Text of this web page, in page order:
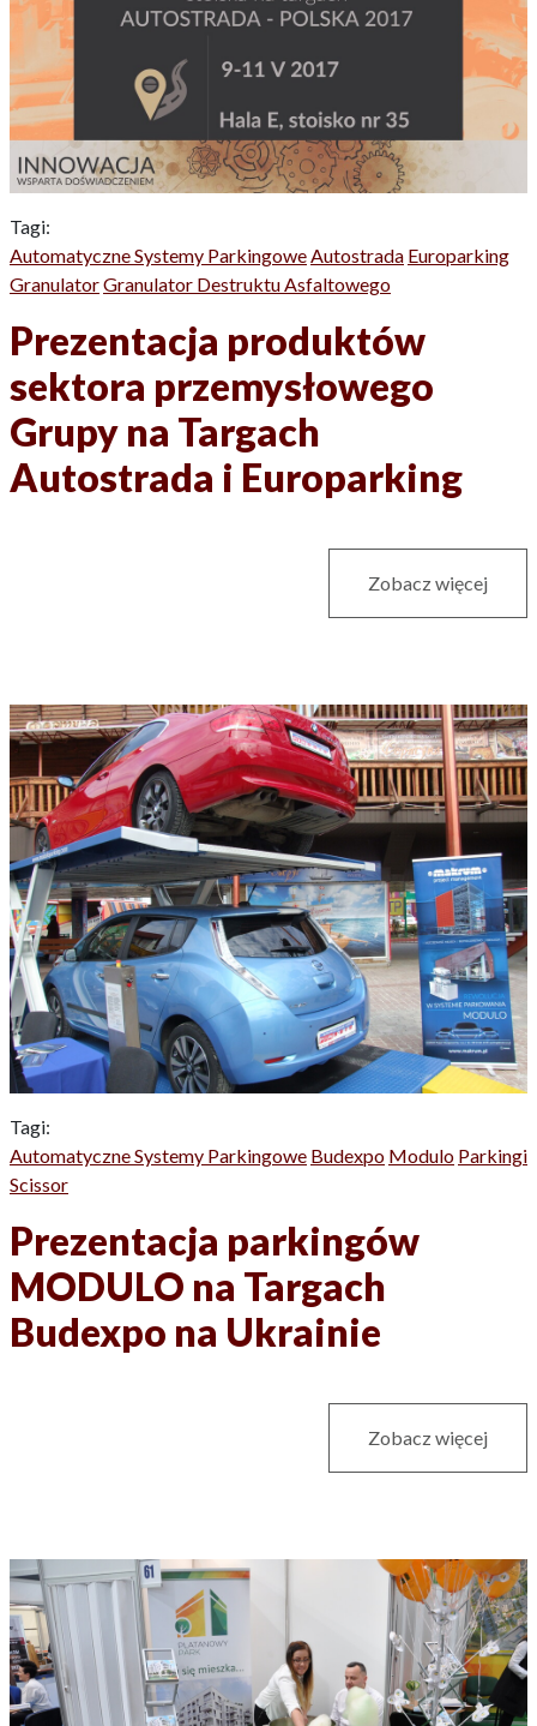
Tagi:
Automatyczne Systemy ParkingoweAutostrada Europarking
GranulatorGranulator Destruktu Asfaltowego
Prezentacja produktów
sektora przemysłowego
Grupy na Targach
Autostrada i Europarking
Zobacz więcej
Tagi:
Automatyczne Systemy Parkingowe Budexpo Modulo Parkingi
Scissor
Prezentacja parkingów
MODULO na Targach
Budexpo na Ukrainie
Zobacz więcej